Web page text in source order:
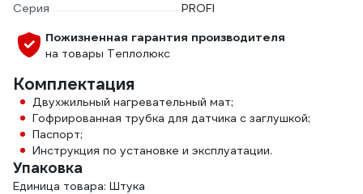
Серия
PROFI
Пожизненная гарантия производителя
на товары Теплолюкс
Комплектация
Двухжильный нагревательный мат;
Гофрированная трубка для датчика с заглушкой;
Паспорт;
Инструкция по установке и эксплуатации.
Упаковка
Единица товара: Штука